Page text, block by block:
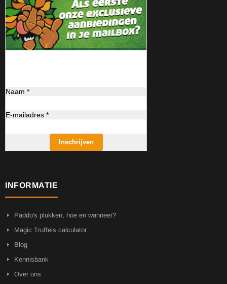
Naam *
E-mailadres *
Inschrijven
INFORMATIE
Paddo's plukken, hoe en wanneer?
Magic Truffels calculator
Blog
Kennisbank
Over ons